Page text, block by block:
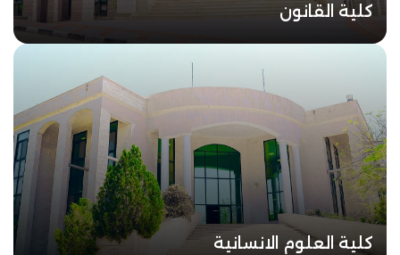
كلية القانون
كلية العلوم الانسانية